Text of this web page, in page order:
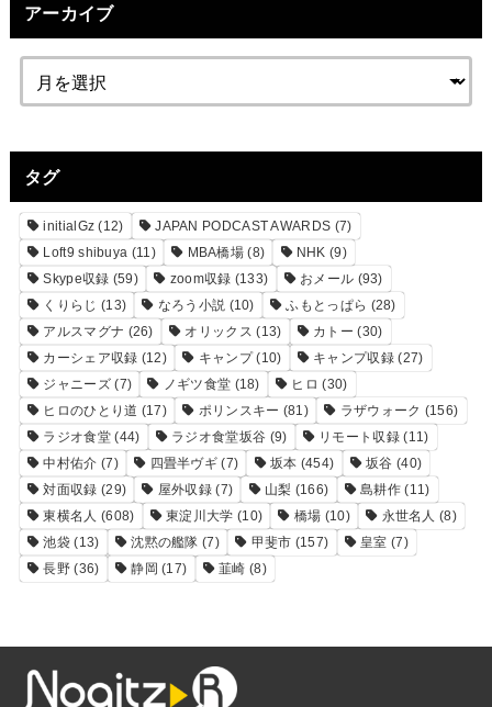
アーカイブ
タグ
initialGz (12) JAPAN PODCAST AWARDS (7)
Loft9 shibuya (11) MBA橋場 (8) NHK (9)
Skype収録 (59) zoom収録 (133) おメール (93)
くりらじ (13) なろう小説 (10) ふもとっぱら (28)
アルスマグナ (26) オリックス (13) カトー (30)
カーシェア収録 (12) キャンプ(10) キャンプ収録(27)
ジャニーズ(7) ノギツ食堂 (18) ヒロ (30)
ヒロのひとり道 (17) ポリンスキー (81) ラザウォーク (156)
ラジオ食堂(44) ラジオ食堂坂谷 (9) リモート収録(11)
中村佑介 (7) 四畳半ヴギ (7) 坂本 (454) 坂谷 (40)
対面収録 (29) 屋外収録 (7) 山梨 (166) 島耕作(11)
東横名人 (608) 東淀川大学 (10) 橋場 (10) 永世名人 (8)
池袋 (13) 沈黙の艦隊 (7) 甲斐市 (157) 皇室 (7)
長野 (36) 静岡 (17) 韮崎 (8)